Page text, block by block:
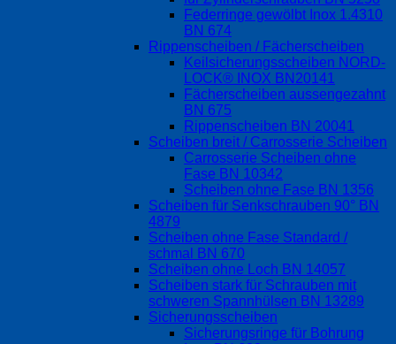
Federringe gewölbt Inox 1.4310
BN 674
Rippenscheiben / Fächerscheiben
Keilsicherungsscheiben NORD-
LOCK® INOX BN20141
Fächerscheiben aussengezahnt
BN 675
Rippenscheiben BN 20041
Scheiben breit / Carrosserie Scheiben
Carrosserie Scheiben ohne
Fase BN 10342
Scheiben ohne Fase BN 1356
Scheiben für Senkschrauben 90° BN
4879
Scheiben ohne Fase Standard /
schmal BN 670
Scheiben ohne Loch BN 14057
Scheiben stark für Schrauben mit
schweren Spannhülsen BN 13289
Sicherungsscheiben
Sicherungsringe für Bohrung